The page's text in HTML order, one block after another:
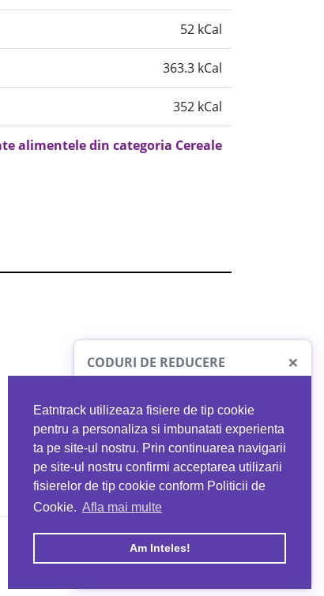
Eatntrack utilizeaza fisiere de tip cookie
pentru a personaliza si imbunatati experienta
ta pe site-ul nostru. Prin continuarea navigarii
pe site-ul nostru confirmi acceptarea utilizarii
fisierelor de tip cookie conform Politicii de
Cookie. Afla mai multe
Am Inteles!
52 kCal
363.3 kCal
352 kCal
alimentele din categoria Cereale
CODURI DE REDUCERE ×
MYPROTEIN
Ai40%reducere la orice comandă
folosind codul EATTRACK